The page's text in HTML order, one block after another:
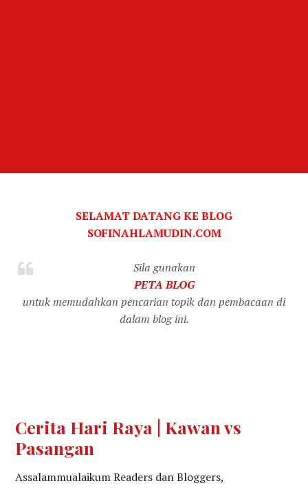
SELAMAT DATANG KE BLOG
SOFINAHLAMUDIN.COM
Sila gunakan
PETA BLOG
untuk memudahkan pencarian topik dan pembacaan di
dalam blog ini.
Cerita Hari Raya | Kawan vs
Pasangan
Assalammualaikum Readers dan Bloggers,